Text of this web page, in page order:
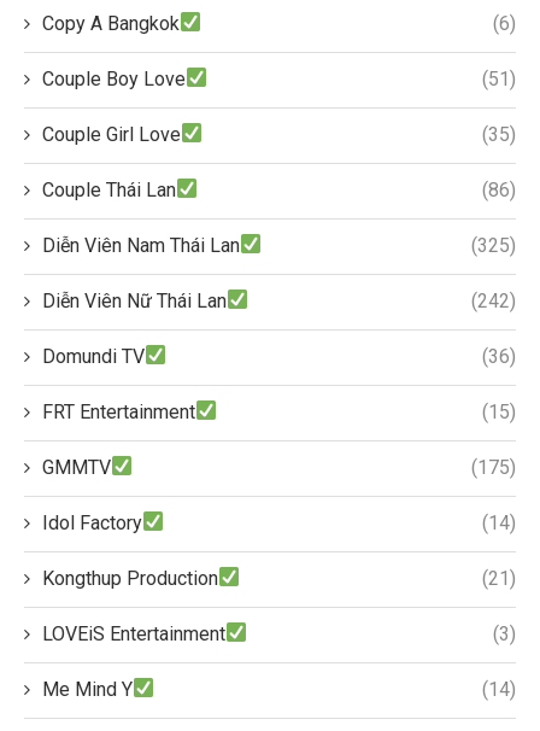
Copy A Bangkok (6)
Couple Boy Love (51)
Couple Girl Love (35)
Couple Thái Lan (86)
Diễn Viên Nam Thái Lan (325)
Diễn Viên Nữ Thái Lan (242)
Domundi TV (36)
FRT Entertainment (15)
GMMTV (175)
Idol Factory (14)
Kongthup Production (21)
LOVEiS Entertainment (3)
Me Mind Y (14)